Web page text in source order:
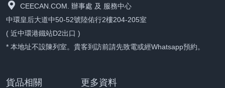
CEECAN.COM. 辦事處 及 服務中心
中環皇后大道中50-52號陸佑行2樓204-205室
( 近中環港鐵站D2出口 )
* 本地址不設陳列室。貴客到訪前請先致電或經Whatsapp預約。
貨品相關 更多資料